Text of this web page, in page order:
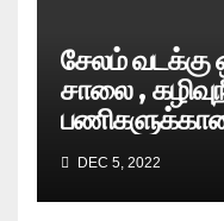
சேலம் வடக்கு
சாலை ,
பணிகளுக்கான
DEC 5, 2022